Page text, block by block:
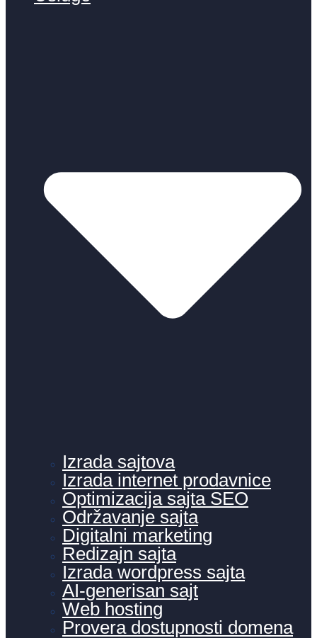
Izrada sajtova
Izrada internet prodavnice
Optimizacija sajta SEO
Održavanje sajta
Digitalni marketing
Redizajn sajta
Izrada wordpress sajta
AI-generisan sajt
Web hosting
Provera dostupnosti domena